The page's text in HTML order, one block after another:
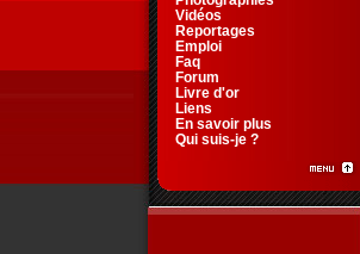
Vidéos
Reportages
Emploi
Faq
Forum
Livre d'or
Liens
En savoir plus
Qui suis-je ?